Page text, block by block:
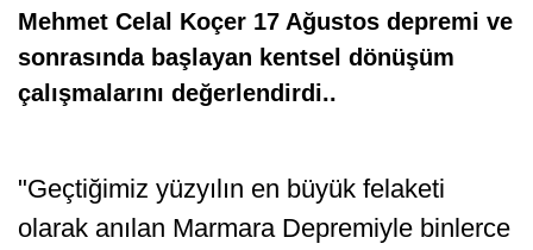
Mehmet Celal Koçer 17 Ağustos depremi ve
sonrasında başlayan kentsel dönüşüm
çalışmalarını değerlendirdi..
"Geçtiğimiz yüzyılın en büyük felaketi
olarak anılan Marmara Depremiyle binlerce